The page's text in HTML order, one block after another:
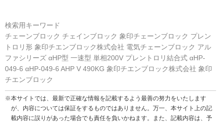
検索用キーワード
チェーンブロック チェインブロック 象印チェーンブロック プレン
トロリ形 象印チエンブロック株式会社 電気チェーンブロック アル
ファシリーズ αHP型 一速型 単相200V プレントロリ結合式 αHP-
049-6 αHP-049-6 AHP V 490KG 象印チエンブロック株式会社 象印
チエンブロック
※本サイトでは、最新で正確な情報を記載するよう最善の努力をいたします
が、内容については保証をするものではありません。万一、本サイト上の記
載内容に誤りがあった場合でも責任を負いかねます。また、記載内容は、予